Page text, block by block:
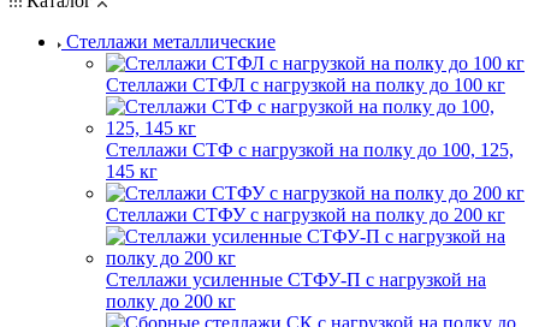
Стеллажи металлические
Стеллажи СТФЛ с нагрузкой на полку до 100 кг
Стеллажи СТФ с нагрузкой на полку до 100, 125,
145 кг
Стеллажи СТФУ с нагрузкой на полку до 200 кг
Стеллажи усиленные СТФУ-П с нагрузкой на
полку до 200 кг